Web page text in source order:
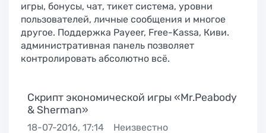
игры, бонусы, чат, тикет система, уровни
пользователей, личные сообщения и многое
другое. Поддержка Payeer, Free-Kassa, Киви.
административная панель позволяет
контролировать абсолютно всё.
Скрипт экономической игры «Mr.Peabody
& Sherman»
18-07-2016, 17:14 Неизвестно